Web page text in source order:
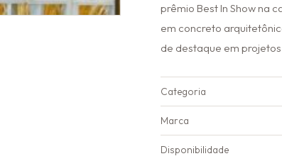
prêmio Best In Show na
em concreto
de destaque em
Categoria
Marca
Disponibilidade